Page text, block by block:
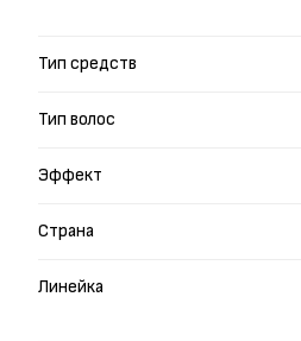
Тип средств
Тип волос
Эффект
Страна
Линейка